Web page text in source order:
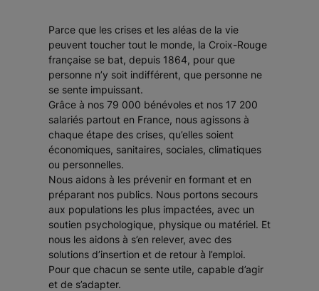
Parce que les crises et les aléas de la vie
peuvent toucher tout le monde, la Croix-Rouge
française se bat, depuis 1864, pour que
personne n’y soit indifférent, que personne ne
se sente impuissant.
Grâce à nos 79 000 bénévoles et nos 17 200
salariés partout en France, nous agissons à
chaque étape des crises, qu’elles soient
économiques, sanitaires, sociales, climatiques
ou personnelles.
Nous aidons à les prévenir en formant et en
préparant nos publics. Nous portons secours
aux populations les plus impactées, avec un
soutien psychologique, physique ou matériel. Et
nous les aidons à s’en relever, avec des
solutions d’insertion et de retour à l’emploi.
Pour que chacun se sente utile, capable d’agir
et de s’adapter.